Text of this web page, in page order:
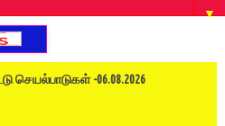
▼
செயல்பாடுகள் -06.08.2026